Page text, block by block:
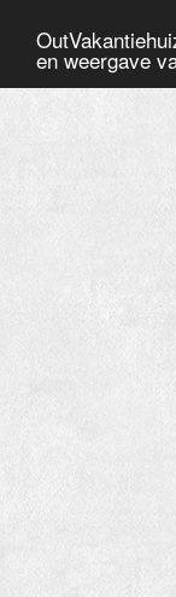
en weergave